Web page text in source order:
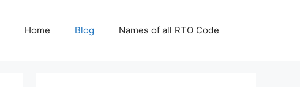
Home Blog Names of all RTO Code